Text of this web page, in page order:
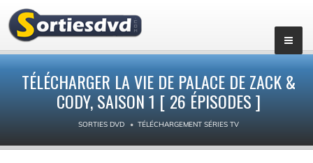
TÉLÉCHARGER LA VIE DE PALACE DE ZACK &
CODY, SAISON 1 [ 26 ÉPISODES ]
SORTIES DVD TÉLÉCHARGEMENT SÉRIES TV